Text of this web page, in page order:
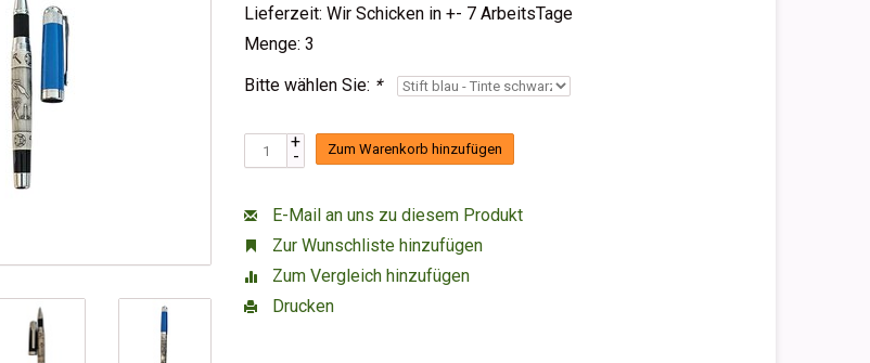
Lieferzeit: Wir Schicken in +- 7 ArbeitsTage
Menge: 3
Bitte wählen Sie: *
+
- Zum Warenkorb hinzufügen
E-Mail an uns zu diesem Produkt
Zur Wunschliste hinzufügen
Zum Vergleich hinzufügen
Drucken